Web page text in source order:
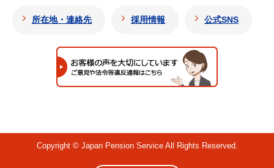
所在地・連絡先 採用情報 公式SNS
Copyright © Japan Pension Service All Rights Reserved.